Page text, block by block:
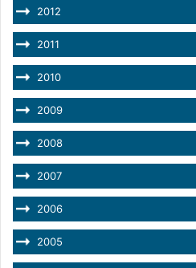
2012
2011
2010
2009
2008
2007
2006
2005